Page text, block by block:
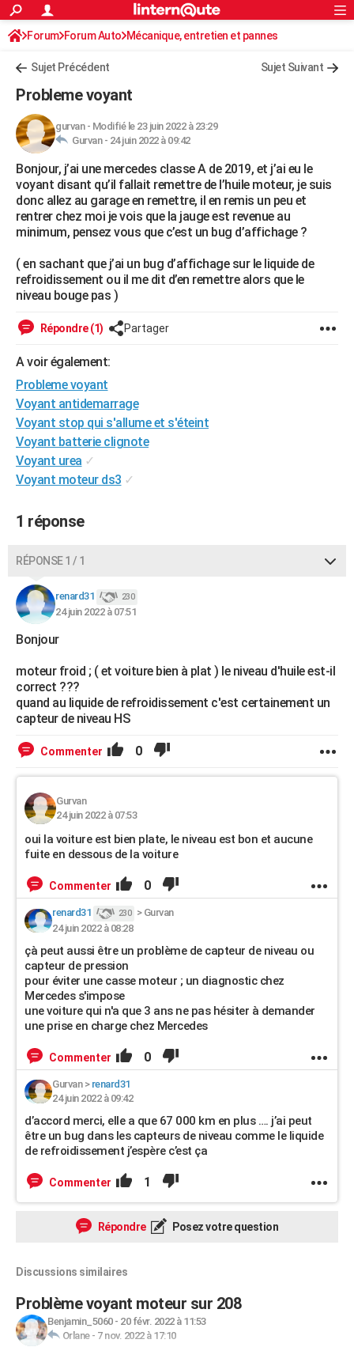
ACTUALITÉS
Politique
Société
Faits Divers
Education
Monde
Villes
+
FINANCE
Retraite
Impôts
Epargne
Immobilier
Risques naturels par ville
Banque
Assurance
Crédit
AUTO
Essais
Réserver un essai
Citadines
Berlines
SUV
Forum auto
+HIGH-TECH
Mobiles
Meilleur smartphone
Internet
Ordinateurs
Jeux vidéo
Guide high-tech
+BRICOLAGE
Forum
Aménagement intérieur
Extérieur
Cuisine
Salle de bains
Jardinage
Rangement
Guides de France
Escapades
Patrimoine
Expositions
Musées
Week-end nature
+LIFESTYLE
Modes de vie
Alimentation
Guide de la santé
Maladies
Médicaments
Sommeil
Destinations
City break
Voyage nature
Voyage de noces
Forum
Climat
+
GUIDES D'ACHAT
BONS PLANS
CARTE DE VOEUX
Dictionnaire
Biographies
Citations
Expressions
Proverbes
PROGRAMME TV
COPAINS D'AVANT
S'inscrire
Se connecter
Lycées
Collèges
Primaires
Universités
Entreprises
Service militaire
Avis de recherche
AVIS DE DÉCÈS
Rechercher
S'inscrire
Connexion
Forum Forum Auto Mécanique, entretien et pannes
Sujet Précédent Sujet Suivant
Probleme voyant
gurvan- Modifié le 23 juin 2022 à 23:29
Gurvan - 24 juin 2022 à 09:42
Bonjour, j’ai une mercedes classe A de 2019, et j’ai eu le
voyant disant qu’il fallait remettre de l’huile moteur, je suis
donc allez au garage en remettre, il en remis un peu et
rentrer chez moi je vois que la jauge est revenue au
minimum, pensez vous que c’est un bug d’affichage ?
( en sachant que j’ai un bug d’affichage sur le liquide de
refroidissement ou il me dit d’en remettre alors que le
niveau bouge pas )
Répondre (1) Partager
A voir également:
Probleme voyant
Voyant antidemarrage
Voyant stop qui s'allume et s'éteint
Voyant batterie clignote
Voyant urea ✓
Voyant moteur ds3 ✓
1 réponse
RÉPONSE 1 / 1
renard31 230
24 juin 2022 à 07:51
Bonjour
moteur froid ; ( et voiture bien à plat ) le niveau d'huile est-il
correct ???
quand au liquide de refroidissement c'est certainement un
capteur de niveau HS
Commenter 0
Gurvan
24 juin 2022 à 07:53
oui la voiture est bien plate, le niveau est bon et aucune
fuite en dessous de la voiture
Commenter 0
renard31 230 > Gurvan
24 juin 2022 à 08:28
çà peut aussi être un problème de capteur de niveau ou
capteur de pression
pour éviter une casse moteur ; un diagnostic chez
Mercedes s'impose
une voiture qui n'a que 3 ans ne pas hésiter à demander
une prise en charge chez Mercedes
Commenter 0
Gurvan> renard31
24 juin 2022 à 09:42
d’accord merci, elle a que 67 000 km en plus …. j’ai peut
être un bug dans les capteurs de niveau comme le liquide
de refroidissement j’espère c’est ça
Commenter 1
Répondre Posez votre question
Discussions similaires
Problème voyant moteur sur 208
Benjamin_5060- 20 févr. 2022 à 11:53
Orlane- 7 nov. 2022 à 17:10